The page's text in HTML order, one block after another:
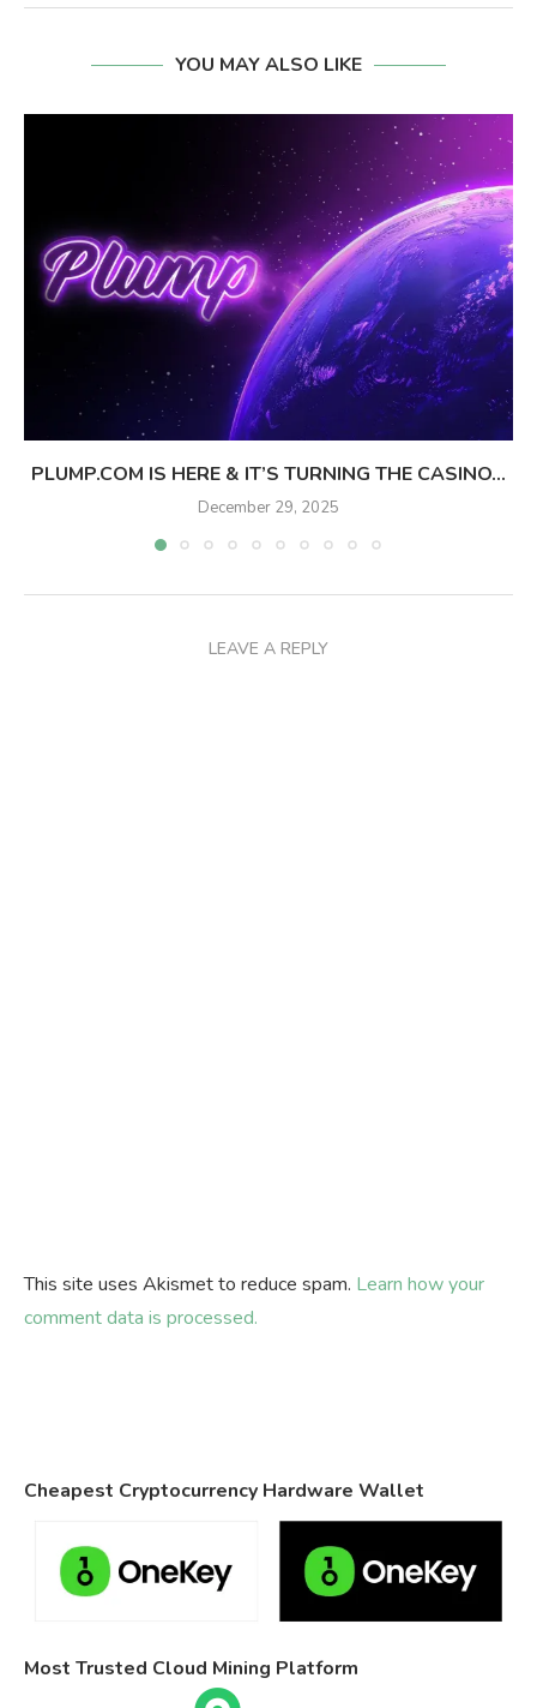
YOU MAY ALSO LIKE
PLUMP.COM IS HERE & IT’S TURNING THE CASINO...
December 29, 2025
LEAVE A REPLY
This site uses Akismet to reduce spam. Learn how your
comment data is processed.
Cheapest Cryptocurrency Hardware Wallet
Most Trusted Cloud Mining Platform